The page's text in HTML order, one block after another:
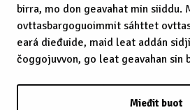
birra, mo don geavahat min siiddu.
ovttasbargoguoimmit sáhttet
eará dieđuide, maid leat addán
čoggojuvvon, go leat geavahan sin
Mieđit buot